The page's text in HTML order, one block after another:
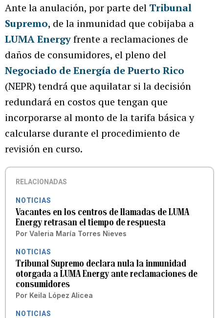
Ante la anulación, por parte del Tribunal
Supremo, de la inmunidad que cobijaba a
LUMA Energyfrente a reclamaciones de
daños de consumidores, el pleno del
Negociado de Energía de Puerto Rico
(NEPR) tendrá que aquilatar si la decisión
redundará en costos que tengan que
incorporarse al monto de la tarifa básica y
calcularse durante el procedimiento de
revisión en curso.
RELACIONADAS
NOTICIAS
Vacantes en los centros de llamadas de LUMA
Energy retrasan el tiempo de respuesta
Por Valeria María Torres Nieves
NOTICIAS
Tribunal Supremo declara nula la inmunidad
otorgada a LUMA Energy ante reclamaciones de
consumidores
Por Keila López Alicea
NOTICIAS